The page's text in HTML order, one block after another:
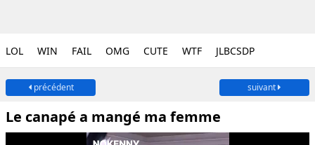
LOL WIN FAIL OMG CUTE WTF JLBCSDP
précédent suivant
Le canapé a mangé ma femme